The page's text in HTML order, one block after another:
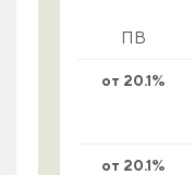
ПВ
от 20.1%
от 20.1%